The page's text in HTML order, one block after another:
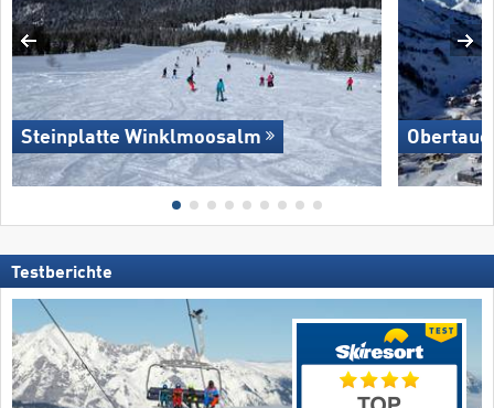
Steinplatte Winklmoosalm
Testberichte